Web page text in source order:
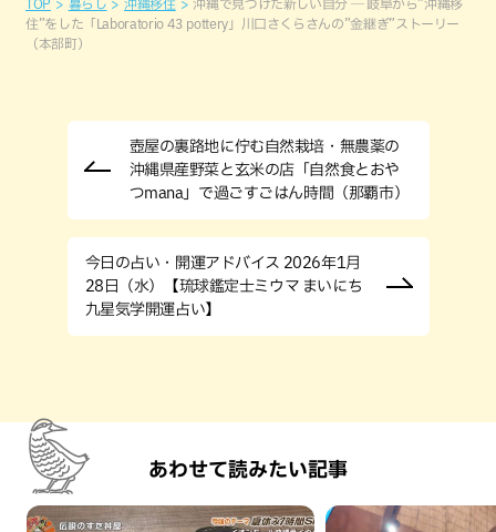
TOP 暮らし 沖縄移住
沖縄で見つけた新しい自分 ─ 岐阜から”沖縄移
住”をした「Laboratorio 43 pottery」川口さくらさんの”金継ぎ”ストーリー
（本部町）
壺屋の裏路地に佇む自然栽培・無農薬の
沖縄県産野菜と玄米の店「自然食とおや
つmana」で過ごすごはん時間（那覇市）
今日の占い・開運アドバイス 2026年1月
28日（水）【琉球鑑定士ミウマ まいにち
九星気学開運占い】
あわせて読みたい記事